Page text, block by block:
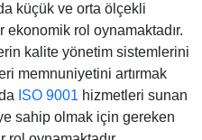
küçük ve orta ölçekli
rol oynamaktadır.
kalite yönetim sistemlerini
memnuniyetini artırmak
ISO 9001 hizmetleri sunan
sahip olmak için gereken